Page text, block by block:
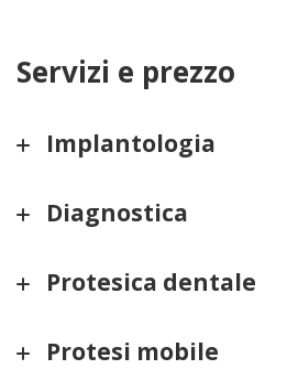
Servizi e prezzo
Implantologia
Diagnostica
Protesica dentale
Protesi mobile